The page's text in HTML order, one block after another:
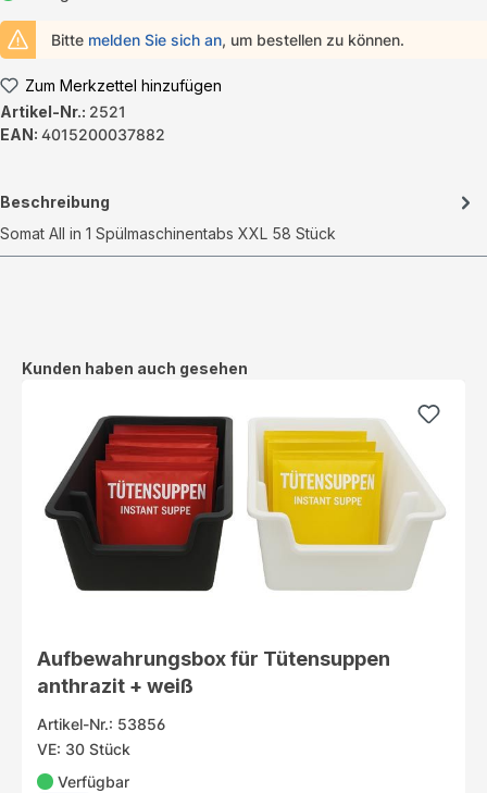
Bitte melden Sie sich an, um bestellen zu können.
Zum Merkzettel hinzufügen
Artikel-Nr.: 2521
EAN: 4015200037882
Beschreibung
Somat All in 1 Spülmaschinentabs XXL 58 Stück
Produktgalerie überspringen
Kunden haben auch gesehen
Aufbewahrungsbox für Tütensuppen
anthrazit + weiß
Artikel-Nr.: 53856
VE: 30 Stück
Verfügbar